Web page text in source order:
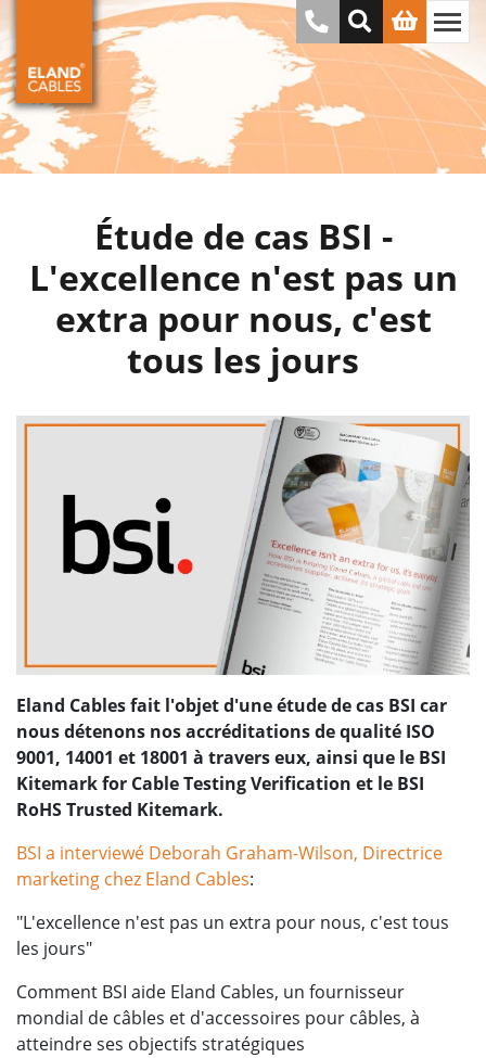
Étude de cas BSI -
L'excellence n'est pas un
extra pour nous, c'est
tous les jours
Eland Cables fait l'objet d'une étude de cas BSI car
nous détenons nos accréditations de qualité ISO
9001, 14001 et 18001 à travers eux, ainsi que le BSI
Kitemark for Cable Testing Verification et le BSI
RoHS Trusted Kitemark.
BSI a interviewé Deborah Graham-Wilson, Directrice
marketing chez Eland Cables:
"L'excellence n'est pas un extra pour nous, c'est tous
les jours"
Comment BSI aide Eland Cables, un fournisseur
mondial de câbles et d'accessoires pour câbles, à
atteindre ses objectifs stratégiques